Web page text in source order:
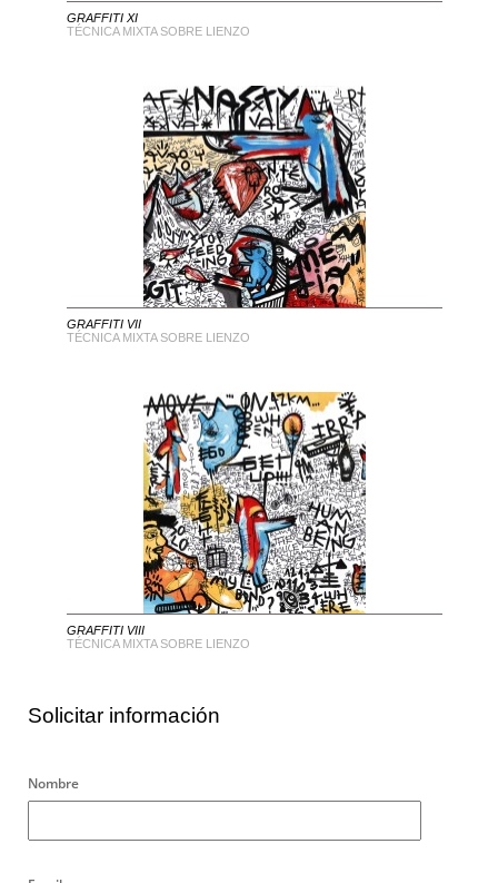
GRAFFITI XI
TÉCNICA MIXTA SOBRE LIENZO
GRAFFITI VII
TÉCNICA MIXTA SOBRE LIENZO
GRAFFITI VIII
TÉCNICA MIXTA SOBRE LIENZO
Solicitar información
Nombre